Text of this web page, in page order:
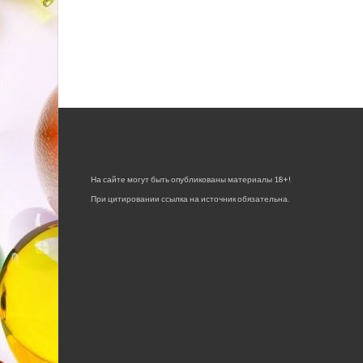
На сайте могут быть опубликованы материалы 18+!
При цитировании ссылка на источник обязательна.